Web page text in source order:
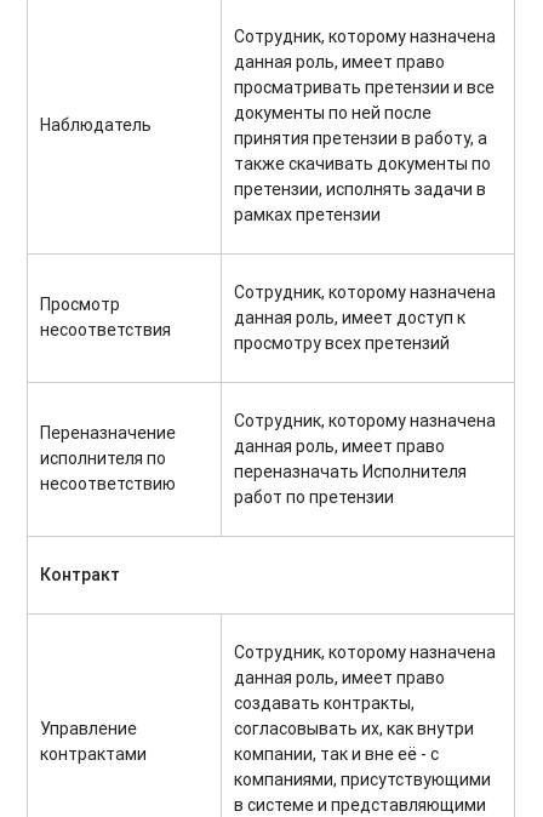
Наблюдатель
Сотрудник, которому назначена
данная роль, имеет право
просматривать претензии и все
документы по ней после
принятия претензии в работу, а
также скачивать документы по
претензии, исполнять задачи в
рамках претензии
Просмотр
несоответствия
Сотрудник, которому назначена
данная роль, имеет доступ к
просмотру всех претензий
Переназначение
исполнителя по
несоответствию
Сотрудник, которому назначена
данная роль, имеет право
переназначать Исполнителя
работ по претензии
Контракт
Управление
контрактами
Сотрудник, которому назначена
данная роль, имеет право
создавать контракты,
согласовывать их, как внутри
компании, так и вне её - с
компаниями, присутствующими
в системе и представляющими